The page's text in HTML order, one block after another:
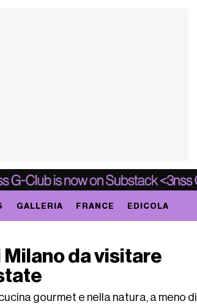
GALLERIA FRANCE EDICOLA
da visitare
gourmet e nella natura, a meno di